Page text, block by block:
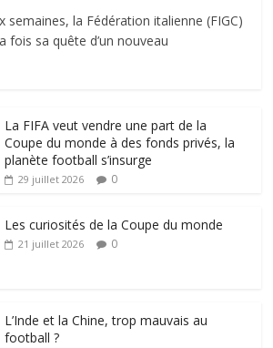
semaines, la Fédération italienne (FIGC)
fois sa quête d’un nouveau
La FIFA veut vendre une part de la
Coupe du monde à des fonds privés, la
planète football s’insurge
29 juillet 2026 0
Les curiosités de la Coupe du monde
21 juillet 2026 0
L’Inde et la Chine, trop mauvais au
football ?